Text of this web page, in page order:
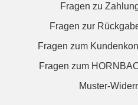
Fragen zu
Fragen zur
Fragen zum
Fragen zum
Muster-